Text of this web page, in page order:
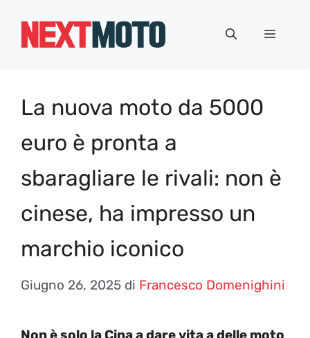
Menu
La nuova moto da 5000
euro è pronta a
sbaragliare le rivali: non è
cinese, ha impresso un
marchio iconico
Giugno 26, 2025 di Francesco Domenighini
Non è solo la Cina a dare vita a delle moto